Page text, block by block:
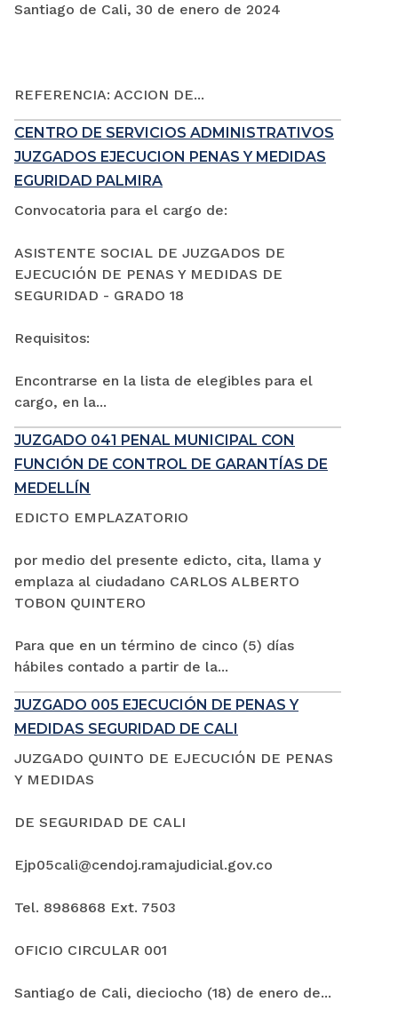
Santiago de Cali, 30 de enero de 2024
REFERENCIA: ACCION DE...
CENTRO DE SERVICIOS ADMINISTRATIVOS
JUZGADOS EJECUCION PENAS Y MEDIDAS
EGURIDAD PALMIRA
Convocatoria para el cargo de:
ASISTENTE SOCIAL DE JUZGADOS DE
EJECUCIÓN DE PENAS Y MEDIDAS DE
SEGURIDAD - GRADO 18
Requisitos:
Encontrarse en la lista de elegibles para el
cargo, en la...
JUZGADO 041 PENAL MUNICIPAL CON
FUNCIÓN DE CONTROL DE GARANTÍAS DE
MEDELLÍN
EDICTO EMPLAZATORIO
por medio del presente edicto, cita, llama y
emplaza al ciudadano CARLOS ALBERTO
TOBON QUINTERO
Para que en un término de cinco (5) días
hábiles contado a partir de la...
JUZGADO 005 EJECUCIÓN DE PENAS Y
MEDIDAS SEGURIDAD DE CALI
JUZGADO QUINTO DE EJECUCIÓN DE PENAS
Y MEDIDAS
DE SEGURIDAD DE CALI
Ejp05cali@cendoj.ramajudicial.gov.co
Tel. 8986868 Ext. 7503
OFICIO CIRCULAR 001
Santiago de Cali, dieciocho (18) de enero de...